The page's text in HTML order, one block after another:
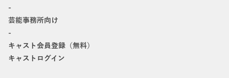
-
芸能事務所向け
-
キャスト会員登録（無料）
キャストログイン